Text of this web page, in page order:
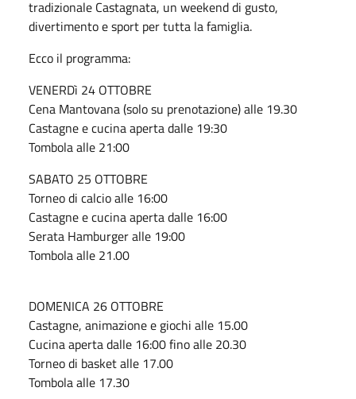
tradizionale Castagnata, un weekend di gusto,
divertimento e sport per tutta la famiglia.
Ecco il programma:
VENERDì 24 OTTOBRE
Cena Mantovana (solo su prenotazione) alle 19.30
Castagne e cucina aperta dalle 19:30
Tombola alle 21:00
SABATO 25 OTTOBRE
Torneo di calcio alle 16:00
Castagne e cucina aperta dalle 16:00
Serata Hamburger alle 19:00
Tombola alle 21.00
DOMENICA 26 OTTOBRE
Castagne, animazione e giochi alle 15.00
Cucina aperta dalle 16:00 fino alle 20.30
Torneo di basket alle 17.00
Tombola alle 17.30